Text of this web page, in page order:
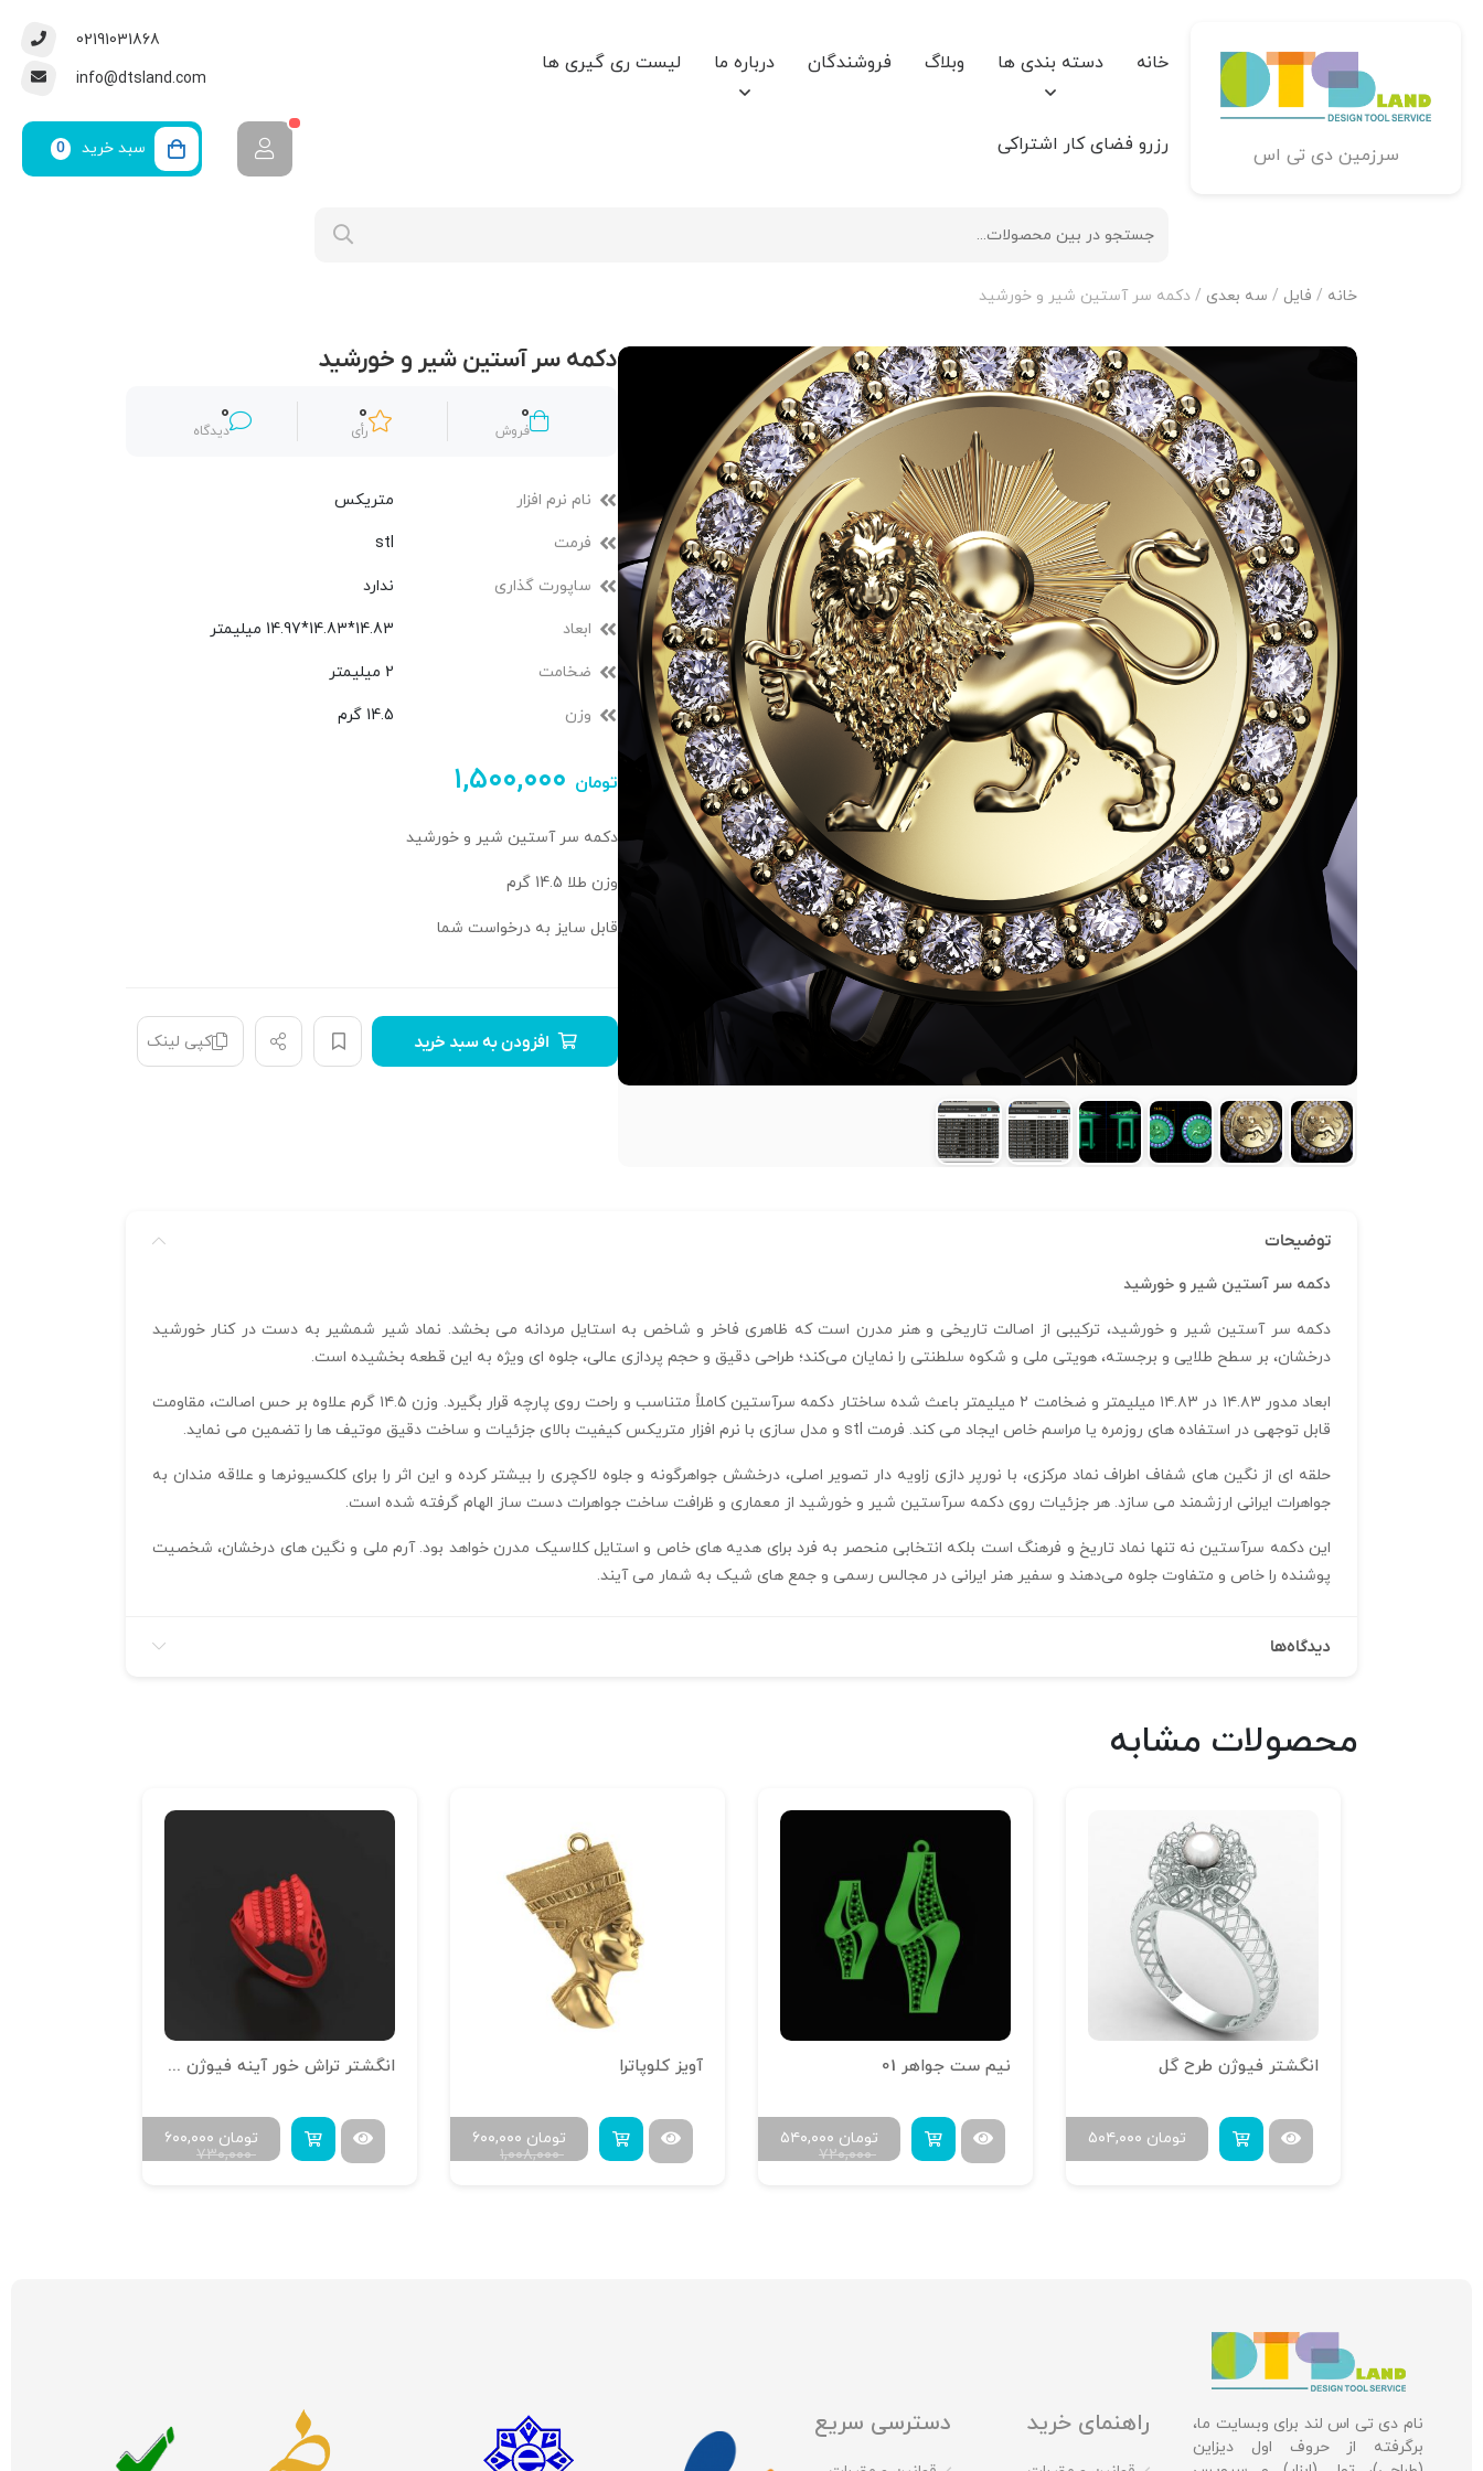
سرزمین دی تی اس
خانه دسته بندی ها وبلاگ فروشندگان درباره ما لیست ری گیری ها
رزرو فضای کار اشتراکی
02191031868
info@dtsland.com
سبد خرید 0
خانه / فایل / سه بعدی / دکمه سر آستین شیر و خورشید
دکمه سر آستین شیر و خورشید
0
فروش
0
رأی
0
دیدگاه
نام نرم افزار متریکس
فرمت stl
ساپورت گذاری ندارد
ابعاد 14.83*14.83*14.97 میلیمتر
ضخامت 2 میلیمتر
وزن 14.5 گرم
۱,۵۰۰,۰۰۰ تومان
دکمه سر آستین شیر و خورشید
وزن طلا 14.5 گرم
قابل سایز به درخواست شما
افزودن به سبد خرید کپی لینک
توضیحات
دکمه سر آستین شیر و خورشید
دکمه سر آستین شیر و خورشید، ترکیبی از اصالت تاریخی و هنر مدرن است که ظاهری فاخر و شاخص به استایل مردانه می‌ بخشد. نماد شیر شمشیر به دست در کنار خورشید
درخشان، بر سطح طلایی و برجسته، هویتی ملی و شکوه سلطنتی را نمایان می‌کند؛ طراحی دقیق و حجم‌ پردازی عالی، جلوه‌ ای ویژه به این قطعه بخشیده است.
ابعاد مدور ۱۴.۸۳ در ۱۴.۸۳ میلیمتر و ضخامت ۲ میلیمتر باعث شده ساختار دکمه سرآستین کاملاً متناسب و راحت روی پارچه قرار بگیرد. وزن ۱۴.۵ گرم علاوه بر حس اصالت، مقاومت
قابل توجهی در استفاده‌ های روزمره یا مراسم خاص ایجاد می‌ کند. فرمت stl و مدل‌ سازی با نرم‌ افزار متریکس کیفیت بالای جزئیات و ساخت دقیق موتیف‌ ها را تضمین می‌ نماید.
حلقه‌ ای از نگین‌ های شفاف اطراف نماد مرکزی، با نورپر دازی زاویه‌ دار تصویر اصلی، درخشش جواهرگونه و جلوه لاکچری را بیشتر کرده و این اثر را برای کلکسیونرها و علاقه‌ مندان به
جواهرات ایرانی ارزشمند می‌ سازد. هر جزئیات روی دکمه سرآستین شیر و خورشید از معماری و ظرافت ساخت جواهرات دست‌ ساز الهام گرفته شده است.
این دکمه سرآستین نه تنها نماد تاریخ و فرهنگ است بلکه انتخابی منحصر به‌ فرد برای هدیه‌ های خاص و استایل کلاسیک مدرن خواهد بود. آرم ملی و نگین‌ های درخشان، شخصیت
پوشنده را خاص و متفاوت جلوه می‌دهند و سفیر هنر ایرانی در مجالس رسمی و جمع‌ های شیک به شمار می‌ آیند.
دیدگاه‌ها
محصولات مشابه
انگشتر فیوژن طرح گل
۵۰۴,۰۰۰ تومان
نیم ست جواهر 01
۷۲۰,۰۰۰
۵۴۰,۰۰۰ تومان
آویز کلوپاترا
۱,۰۰۸,۰۰۰
۶۰۰,۰۰۰ تومان
انگشتر تراش خور آینه فیوژن R-T-01
۷۳۰,۰۰۰
۶۰۰,۰۰۰ تومان
نام دی تی اس لند برای وبسایت ما،
برگرفته از حروف اول دیزاین
راهنمای خرید دسترسی سریع